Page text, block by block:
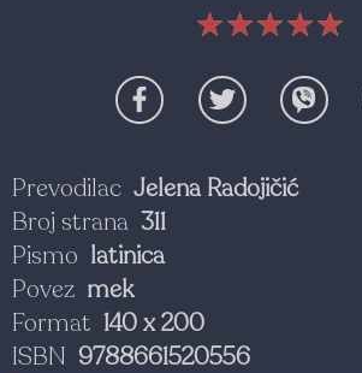
★★★★★
★★★★★
★★★★★
Prevodilac Jelena Radojičić
Broj strana 311
Pismo latinica
Povez mek
Format 140 x 200
ISBN 9788661520556